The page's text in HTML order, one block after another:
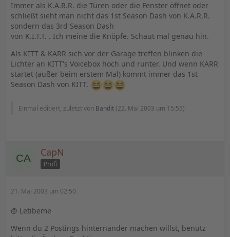
Immer als K.A.R.R. die Türen oder die Fenster öffnet oder
schließt sieht man nicht das 1st Season Dash von K.A.R.R.
sondern das 3rd Season Dash
von K.I.T.T. . Ich meine die Knöpfe. Schaut mal genau hin.
Als KITT & KARR sich vor der Garage treffen blinken die
Lichter an KITT's Voicebox hoch und runter. Und wenn KARR
startet (außer beim erstem Mal) kommt immer das 1st
Season Dash von KITT.
Einmal editiert, zuletzt von Bandit (22. Mai 2003 um 15:55)
CapN
Profi
21. Mai 2003 um 02:50
@ Letibeme
Wenn du 2 Postings hinternander machen willst, benutz